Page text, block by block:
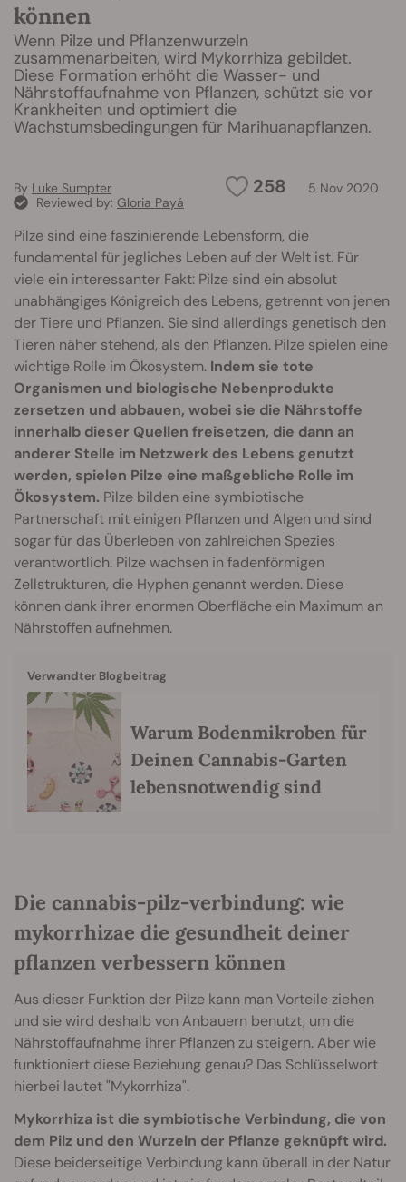
können
Wenn Pilze und Pflanzenwurzeln
zusammenarbeiten, wird Mykorrhiza gebildet.
Diese Formation erhöht die Wasser- und
Nährstoffaufnahme von Pflanzen, schützt sie vor
Krankheiten und optimiert die
Wachstumsbedingungen für Marihuanapflanzen.
258 5 Nov 2020
By Luke Sumpter
Reviewed by: Gloria Payá
Pilze sind eine faszinierende Lebensform, die
fundamental für jegliches Leben auf der Welt ist. Für
viele ein interessanter Fakt: Pilze sind ein absolut
unabhängiges Königreich des Lebens, getrennt von jenen
der Tiere und Pflanzen. Sie sind allerdings genetisch den
Tieren näher stehend, als den Pflanzen. Pilze spielen eine
wichtige Rolle im Ökosystem. Indem sie tote
Organismen und biologische Nebenprodukte
zersetzen und abbauen, wobei sie die Nährstoffe
innerhalb dieser Quellen freisetzen, die dann an
anderer Stelle im Netzwerk des Lebens genutzt
werden, spielen Pilze eine maßgebliche Rolle im
Ökosystem. Pilze bilden eine symbiotische
Partnerschaft mit einigen Pflanzen und Algen und sind
sogar für das Überleben von zahlreichen Spezies
verantwortlich. Pilze wachsen in fadenförmigen
Zellstrukturen, die Hyphen genannt werden. Diese
können dank ihrer enormen Oberfläche ein Maximum an
Nährstoffen aufnehmen.
Verwandter Blogbeitrag
Warum Bodenmikroben für
Deinen Cannabis-Garten
lebensnotwendig sind
Die cannabis-pilz-verbindung: wie
mykorrhizae die gesundheit deiner
pflanzen verbessern können
Aus dieser Funktion der Pilze kann man Vorteile ziehen
und sie wird deshalb von Anbauern benutzt, um die
Nährstoffaufnahme ihrer Pflanzen zu steigern. Aber wie
funktioniert diese Beziehung genau? Das Schlüsselwort
hierbei lautet "Mykorrhiza".
Mykorrhiza ist die symbiotische Verbindung, die von
dem Pilz und den Wurzeln der Pflanze geknüpft wird.
Diese beiderseitige Verbindung kann überall in der Natur